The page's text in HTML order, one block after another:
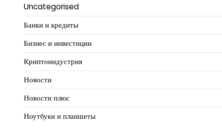
Uncategorised
Банки и кредиты
Бизнес и инвестиции
Криптоиндустрия
Новости
Новости плюс
Ноутбуки и планшеты